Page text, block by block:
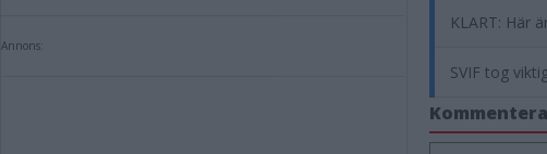
Annons:
KLART: Här
SVIF tog
Kommentera